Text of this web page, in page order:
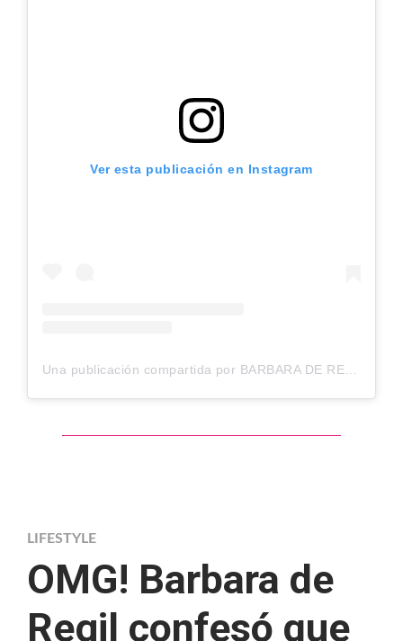
Ver esta publicación en Instagram
Una publicación compartida por BARBARA DE REGIL SCHOENWALD (@barbaraderegil)
LIFESTYLE
OMG! Barbara de
Regil confesó que